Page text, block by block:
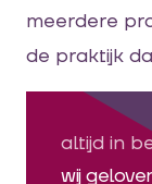
meerdere
de praktijk
altijd in
wij